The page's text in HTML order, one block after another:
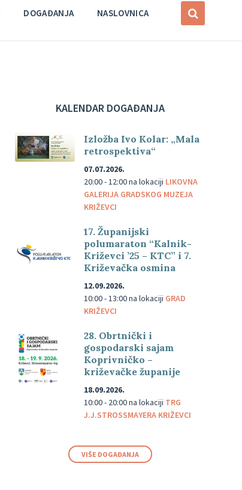
DOGAĐANJA NASLOVNICA
KALENDAR DOGAĐANJA
Izložba Ivo Kolar: „Mala
retrospektiva“
07.07.2026.
20:00 - 12:00na lokaciji LIKOVNA
GALERIJA GRADSKOG MUZEJA
KRIŽEVCI
17. Županijski
polumaraton “Kalnik-
Križevci ’25 – KTC” i 7.
Križevačka osmina
12.09.2026.
10:00 - 13:00na lokaciji GRAD
KRIŽEVCI
28. Obrtnički i
gospodarski sajam
Koprivničko –
križevačke županije
18.09.2026.
10:00 - 20:00na lokaciji TRG
J.J.STROSSMAYERA KRIŽEVCI
VIŠE DOGAĐANJA